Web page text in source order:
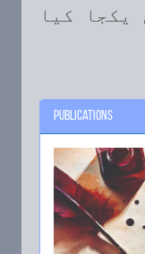
یکجا کیا
Publications